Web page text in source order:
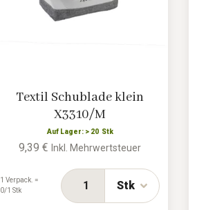
Textil Schublade klein
X3310/M
Auf Lager: > 20 Stk
9,39 € Inkl. Mehrwertsteuer
Stk
1 Verpack. =
0/1 Stk